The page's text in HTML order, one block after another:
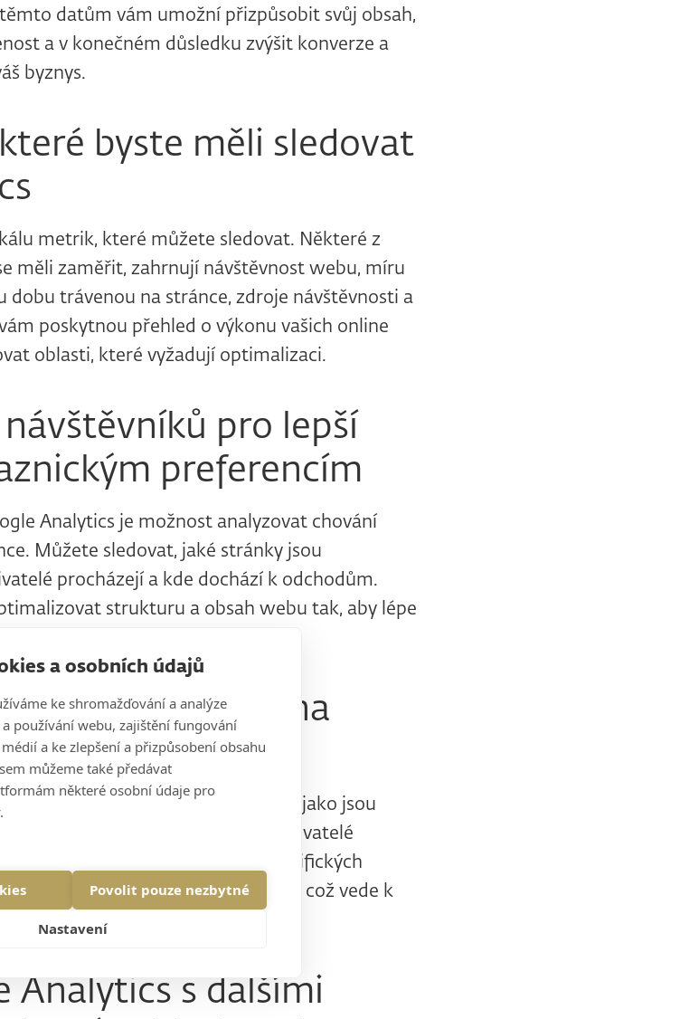
a osobních údajů
ke shromažďování a analýze
používání webu, zajištění fungování
a ke zlepšení a přizpůsobení obsahu
můžeme také předávat
některé osobní údaje pro
Povolit pouze nezbytné
Nastavení
datům vám umožní přizpůsobit svůj obsah,
a v konečném důsledku zvýšit konverze a
byznys.
byste měli sledovat
metrik, které můžete sledovat. Některé z
měli zaměřit, zahrnují návštěvnost webu, míru
trávenou na stránce, zdroje návštěvnosti a
poskytnou přehled o výkonu vašich online
oblasti, které vyžadují optimalizaci.
pro lepší
preferencím
Analytics je možnost analyzovat chování
Můžete sledovat, jaké stránky jsou
procházejí a kde dochází k odchodům.
strukturu a obsah webu tak, aby lépe
a zvýšit šanci na konverzi.
dat pro cílení na
uživatelů
data podle různých kritérií, jako jsou
nebo zařízení, ze kterých uživatelé
lépe pochopit chování specifických
obsah a strategie jejich potřebám, což vede k
Analytics s dalšími